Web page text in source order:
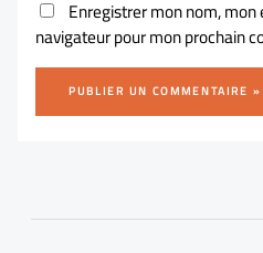
Enregistrer mon nom,
navigateur pour mon prochain